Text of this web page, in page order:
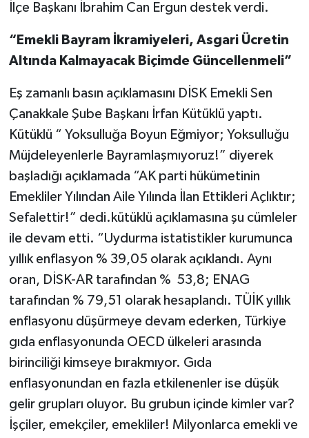
İlçe Başkanı İbrahim Can Ergun destek verdi.
“Emekli Bayram İkramiyeleri, Asgari Ücretin
Altında Kalmayacak Biçimde Güncellenmeli”
Eş zamanlı basın açıklamasını DİSK Emekli Sen
Çanakkale Şube Başkanı İrfan Kütüklü yaptı.
Kütüklü “ Yoksulluğa Boyun Eğmiyor; Yoksulluğu
Müjdeleyenlerle Bayramlaşmıyoruz!” diyerek
başladığı açıklamada “AK parti hükümetinin
Emekliler Yılından Aile Yılında İlan Ettikleri Açlıktır;
Sefalettir!” dedi.kütüklü açıklamasına şu cümleler
ile devam etti. “Uydurma istatistikler kurumunca
yıllık enflasyon % 39,05 olarak açıklandı. Aynı
oran, DİSK-AR tarafından % 53,8; ENAG
tarafından % 79,51 olarak hesaplandı. TÜİK yıllık
enflasyonu düşürmeye devam ederken, Türkiye
gıda enflasyonunda OECD ülkeleri arasında
birinciliği kimseye bırakmıyor. Gıda
enflasyonundan en fazla etkilenenler ise düşük
gelir grupları oluyor. Bu grubun içinde kimler var?
İşçiler, emekçiler, emekliler! Milyonlarca emekli ve